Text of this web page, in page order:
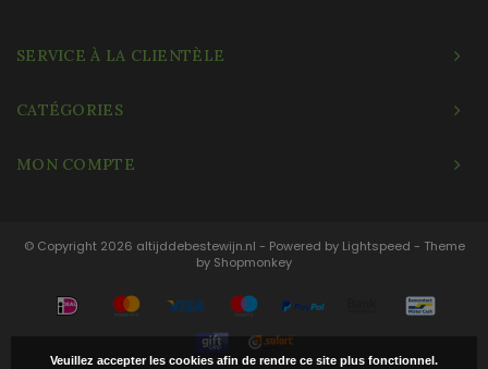
SERVICE À LA CLIENTÈLE
CATÉGORIES
MON COMPTE
© Copyright 2026 altijddebestewijn.nl - Powered by Lightspeed - Theme
by Shopmonkey
Veuillez accepter les cookies afin de rendre ce site plus fonctionnel.